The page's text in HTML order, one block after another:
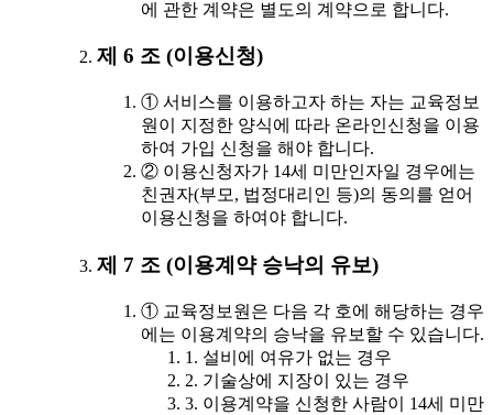
에 관한 계약은 별도의 계약으로 합니다.
제 6 조 (이용신청)
① 서비스를 이용하고자 하는 자는 교육정보
원이 지정한 양식에 따라 온라인신청을 이용
하여 가입 신청을 해야 합니다.
② 이용신청자가 14세 미만인자일 경우에는
친권자(부모, 법정대리인 등)의 동의를 얻어
이용신청을 하여야 합니다.
제 7 조 (이용계약 승낙의 유보)
① 교육정보원은 다음 각 호에 해당하는 경우
에는 이용계약의 승낙을 유보할 수 있습니다.
1. 설비에 여유가 없는 경우
2. 기술상에 지장이 있는 경우
3. 이용계약을 신청한 사람이 14세 미만